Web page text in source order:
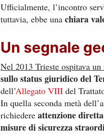
Ufficialmente, l’incontro
tuttavia, ebbe una chiara
Un segnale
Nel 2013 Trieste ospitava
sullo status giuridico del
dell’Allegato VIII del
In quella seconda metà
richiedere attenzione diretta
misure di sicurezza